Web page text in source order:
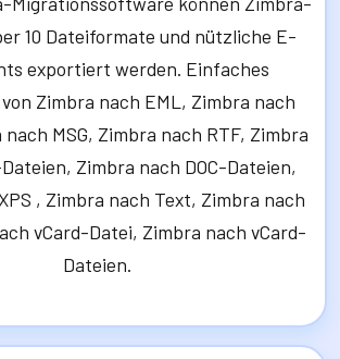
10 Dateiformate und nützliche E-
exportiert werden. Einfaches
Zimbra nach EML, Zimbra nach
nach MSG, Zimbra nach RTF, Zimbra
Zimbra nach DOC-Dateien,
, Zimbra nach Text, Zimbra nach
vCard-Datei, Zimbra nach vCard-
Dateien.